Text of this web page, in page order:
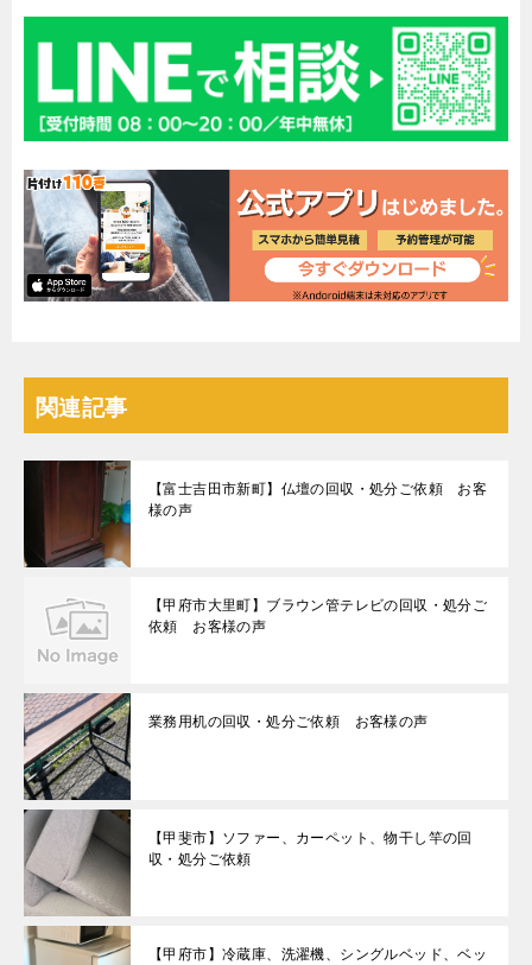
関連記事
【富士吉田市新町】仏壇の回収・処分ご依頼 お客
様の声
【甲府市大里町】ブラウン管テレビの回収・処分ご
依頼 お客様の声
業務用机の回収・処分ご依頼 お客様の声
【甲斐市】ソファー、カーペット、物干し竿の回
収・処分ご依頼
【甲府市】冷蔵庫、洗濯機、シングルベッド、ベッ